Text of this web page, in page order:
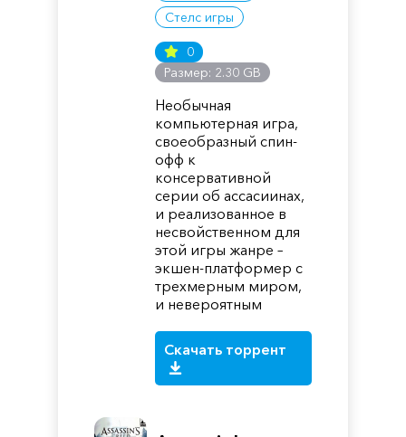
Стелс игры
0
Размер: 2.30 GB
Необычная
компьютерная игра,
своеобразный спин-
офф к
консервативной
серии об ассасиинах,
и реализованное в
несвойственном для
этой игры жанре –
экшен-платформер с
трехмерным миром,
и невероятным
Скачать торрент